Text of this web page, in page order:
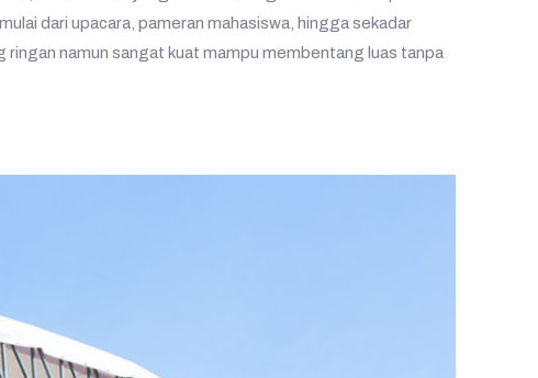
dari upacara, pameran mahasiswa, hingga sekadar
namun sangat kuat mampu membentang luas tanpa